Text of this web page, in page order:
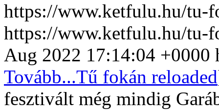
https://www.ketfulu.hu/tu-
https://www.ketfulu.hu/tu-
Aug 2022 17:14:04 +0000
Tovább...Tű fokán reloaded
fesztivált még mindig